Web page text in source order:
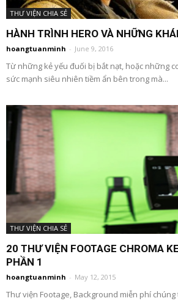
THƯ VIỆN CHIA SẺ
HÀNH TRÌNH HERO VÀ NHỮNG
hoangtuanminh - June 9, 2016
Từ những kẻ yếu đuối bị bắt nạt, hoặc những
sức mạnh siêu nhiên tiềm ẩn bên trong mà...
THƯ VIỆN CHIA SẺ
20 THƯ VIỆN FOOTAGE CHROMA
PHẦN 1
hoangtuanminh - May 12, 2015
Thư viện Footage, Background miễn phí